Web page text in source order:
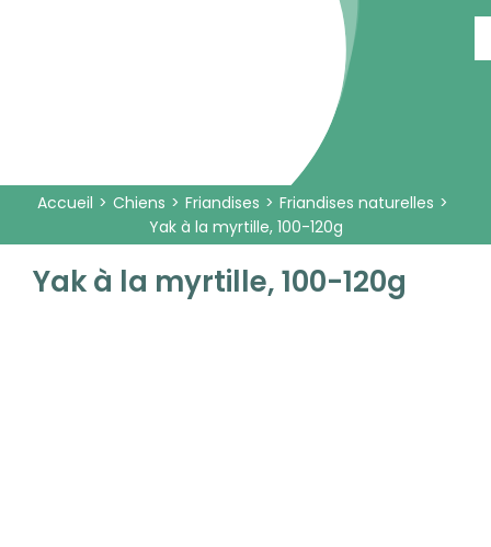
Accueil Chiens Friandises
Friandises naturelles
Yak à la myrtille, 100-120g
Yak à la myrtille, 100-120g